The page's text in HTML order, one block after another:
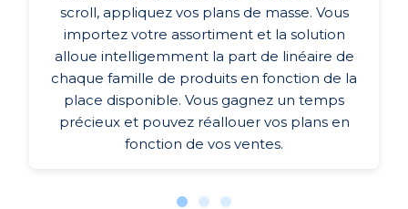
scroll, appliquez vos plans de masse. Vous
importez votre assortiment et la solution
alloue intelligemment la part de linéaire de
chaque famille de produits en fonction de la
place disponible. Vous gagnez un temps
précieux et pouvez réallouer vos plans en
fonction de vos ventes.